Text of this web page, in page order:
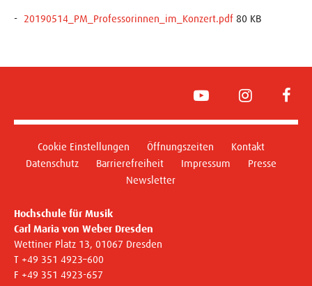
20190514_PM_Professorinnen_im_Konzert.pdf 80 KB
YouTube Instagram
Cookie Einstellungen Öffnungszeiten
Kontakt
Datenschutz
Barrierefreiheit Impressum
Presse
Newsletter
Hochschule für Musik
Carl Maria von Weber Dresden
Wettiner Platz 13, 01067 Dresden
T +49 351 4923–600
F +49 351 4923-657